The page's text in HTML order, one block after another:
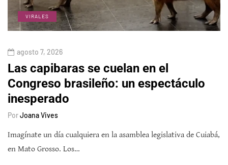
VIRALES
agosto 7, 2026
Las capibaras se cuelan en el
Congreso brasileño: un espectáculo
inesperado
PorJoana Vives
Imagínate un día cualquiera en la asamblea legislativa de Cuiabá,
en Mato Grosso. Los…